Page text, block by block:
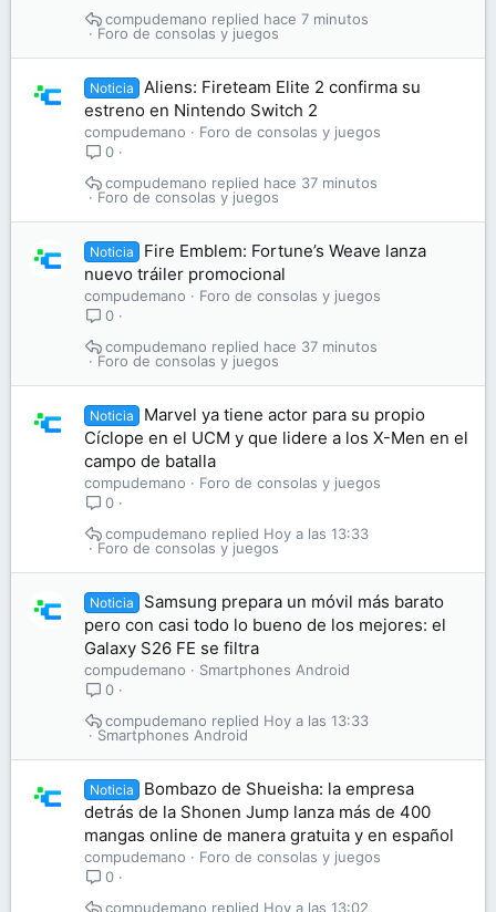
Foro de consolas y juegos
hace 7 minutos
compudemano
Noticia
Aliens: Fireteam Elite 2 confirma su
estreno en Nintendo Switch 2
compudemano
Foro de consolas y juegos
0
Foro de consolas y juegos
hace 37 minutos
compudemano
Noticia
Fire Emblem: Fortune’s Weave lanza
nuevo tráiler promocional
compudemano
Foro de consolas y juegos
0
Foro de consolas y juegos
hace 37 minutos
compudemano
Noticia
Marvel ya tiene actor para su propio
Cíclope en el UCM y que lidere a los X-Men en el
campo de batalla
compudemano
Foro de consolas y juegos
0
Foro de consolas y juegos
Hoy a las 13:33
compudemano
Noticia
Samsung prepara un móvil más barato
pero con casi todo lo bueno de los mejores: el
Galaxy S26 FE se filtra
compudemano
Smartphones Android
0
Smartphones Android
Hoy a las 13:33
compudemano
Noticia
Bombazo de Shueisha: la empresa
detrás de la Shonen Jump lanza más de 400
mangas online de manera gratuita y en español
compudemano
Foro de consolas y juegos
0
Hoy a las 13:02
compudemano